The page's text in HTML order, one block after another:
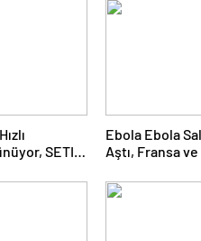
SETI
Çok Daha
Ebola Ebola
Aştı, Fransa